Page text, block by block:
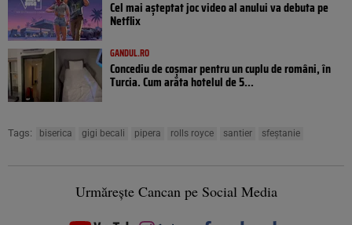
Cel mai așteptat joc video al anului va debuta pe
Netflix
GANDUL.RO
Concediu de coșmar pentru un cuplu de români, în
Turcia. Cum arăta hotelul de 5...
Tags: biserica gigi becali pipera rolls royce santier sfeștanie
Urmărește Cancan pe Social Media